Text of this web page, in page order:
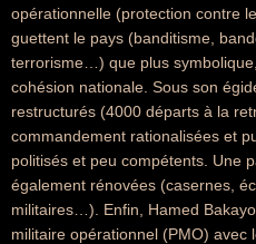
opérationnelle (protection contre
guettent le pays (banditisme,
terrorisme…) que plus
cohésion nationale. Sous son
restructurés (4000 départs à la
commandement rationalisées et
politisés et peu compétents. Une
également rénovées (casernes,
militaires…). Enfin, Hamed
militaire opérationnel (PMO) avec